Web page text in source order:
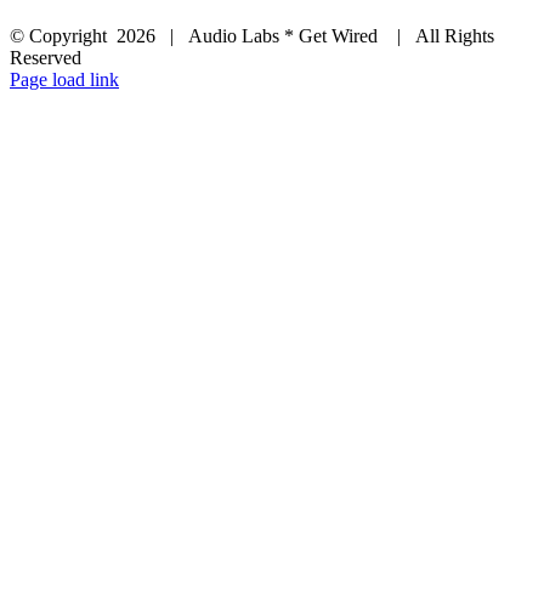
© Copyright 2026 | Audio Labs * Get Wired | All Rights
Reserved
Facebook
Instagram
YouTube
LinkedIn
X
Page load link